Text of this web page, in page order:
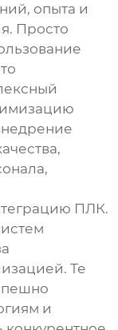
опыта и
Просто
ПЛК.
Те
и